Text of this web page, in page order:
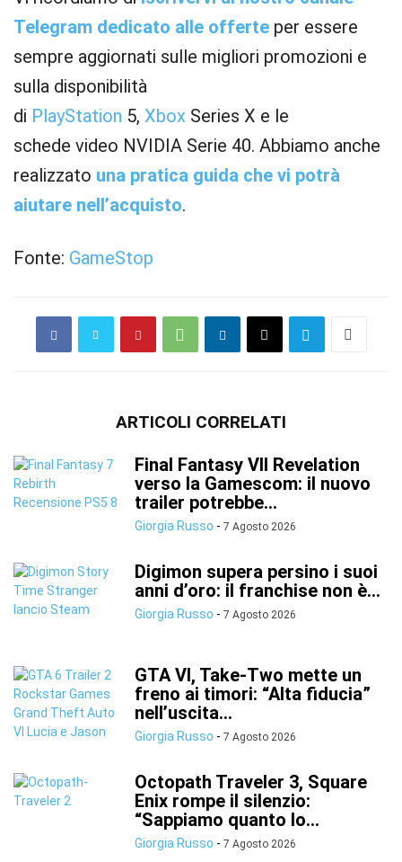
Telegram dedicato alle offerte per essere
sempre aggiornati sulle migliori promozioni e
sulla disponibilità
di PlayStation 5, Xbox Series X e le
schede video NVIDIA Serie 40. Abbiamo anche
realizzato una pratica guida che vi potrà
aiutare nell’acquisto.
Fonte: GameStop
ARTICOLI CORRELATI
Final Fantasy VII Revelation
verso la Gamescom: il nuovo
trailer potrebbe...
Giorgia Russo - 7 Agosto 2026
Digimon supera persino i suoi
anni d’oro: il franchise non è...
Giorgia Russo - 7 Agosto 2026
GTA VI, Take-Two mette un
freno ai timori: “Alta fiducia”
nell’uscita...
Giorgia Russo - 7 Agosto 2026
Octopath Traveler 3, Square
Enix rompe il silenzio:
“Sappiamo quanto lo...
Giorgia Russo - 7 Agosto 2026